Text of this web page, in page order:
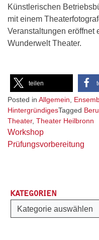
Künstlerischen
mit einem
Veranstaltungen eröffnet
Wunderwelt Theater.
teilen
Posted in Allgemein
HintergründigesTagged
Theater, Theater Heilbronn
Beitragsnavigation
Workshop
Prüfungsvorbereitung
KATEGORIEN
Kategorien
Kategorie auswählen